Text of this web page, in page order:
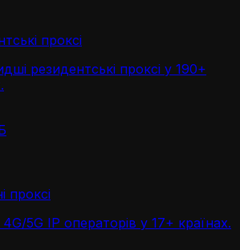
проксі
резидентські проксі у 190+
проксі
4G/5G IP операторів у 17+ країнах.